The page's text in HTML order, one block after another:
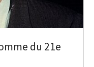
du 21e